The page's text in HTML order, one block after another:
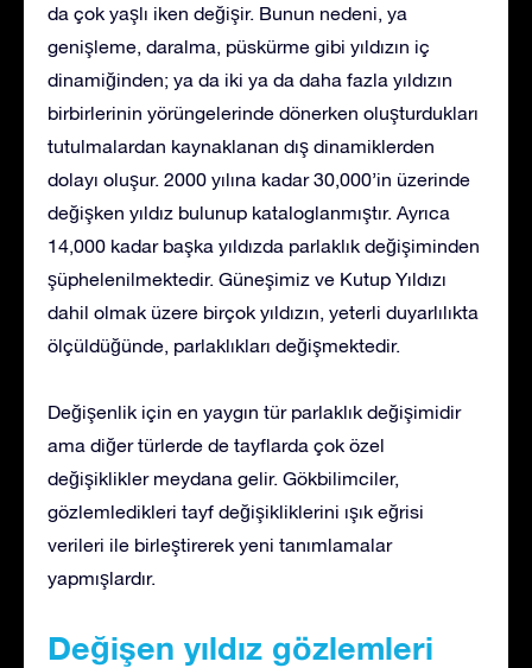
da çok yaşlı iken değişir. Bunun nedeni, ya
genişleme, daralma, püskürme gibi yıldızın iç
dinamiğinden; ya da iki ya da daha fazla yıldızın
birbirlerinin yörüngelerinde dönerken oluşturdukları
tutulmalardan kaynaklanan dış dinamiklerden
dolayı oluşur. 2000 yılına kadar 30,000’in üzerinde
değişken yıldız bulunup kataloglanmıştır. Ayrıca
14,000 kadar başka yıldızda parlaklık değişiminden
şüphelenilmektedir. Güneşimiz ve Kutup Yıldızı
dahil olmak üzere birçok yıldızın, yeterli duyarlılıkta
ölçüldüğünde, parlaklıkları değişmektedir.
Değişenlik için en yaygın tür parlaklık değişimidir
ama diğer türlerde de tayflarda çok özel
değişiklikler meydana gelir. Gökbilimciler,
gözlemledikleri tayf değişikliklerini ışık eğrisi
verileri ile birleştirerek yeni tanımlamalar
yapmışlardır.
Değişen yıldız gözlemleri